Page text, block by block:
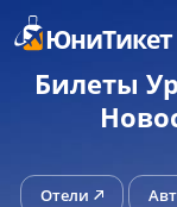
ЮниТикет
Билеты
Отели